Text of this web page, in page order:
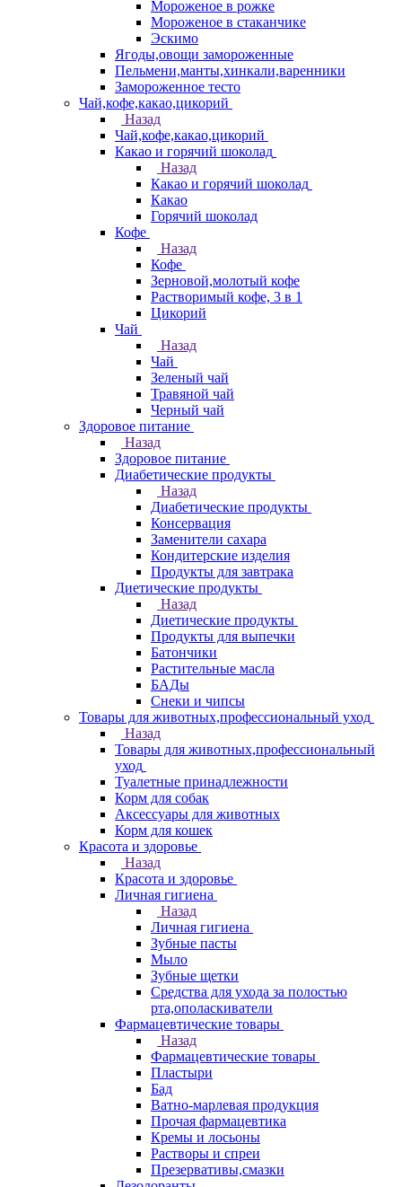
Мороженое в рожке
Мороженое в стаканчике
Эскимо
Ягоды,овощи замороженные
Пельмени,манты,хинкали,варенники
Замороженное тесто
Чай,кофе,какао,цикорий
Назад
Чай,кофе,какао,цикорий
Какао и горячий шоколад
Назад
Какао и горячий шоколад
Какао
Горячий шоколад
Кофе
Назад
Кофе
Зерновой,молотый кофе
Растворимый кофе, 3 в 1
Цикорий
Чай
Назад
Чай
Зеленый чай
Травяной чай
Черный чай
Здоровое питание
Назад
Здоровое питание
Диабетические продукты
Назад
Диабетические продукты
Консервация
Заменители сахара
Кондитерские изделия
Продукты для завтрака
Диетические продукты
Назад
Диетические продукты
Продукты для выпечки
Батончики
Растительные масла
БАДы
Снеки и чипсы
Товары для животных,профессиональный уход
Назад
Товары для животных,профессиональный
уход
Туалетные принадлежности
Корм для собак
Аксессуары для животных
Корм для кошек
Красота и здоровье
Назад
Красота и здоровье
Личная гигиена
Назад
Личная гигиена
Зубные пасты
Мыло
Зубные щетки
Средства для ухода за полостью
рта,ополаскиватели
Фармацевтические товары
Назад
Фармацевтические товары
Пластыри
Бад
Ватно-марлевая продукция
Прочая фармацевтика
Кремы и лосьоны
Растворы и спреи
Презервативы,смазки